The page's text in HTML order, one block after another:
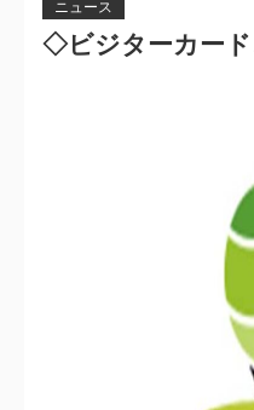
ニュース
◇ビジターカー